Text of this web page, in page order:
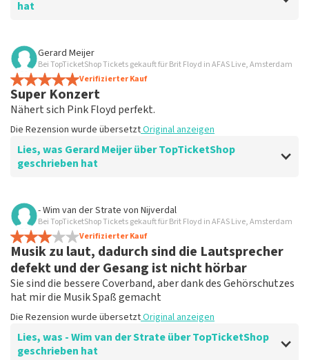
hat
Bewertung von L. Jetten über
gut
Die Rezension wurde übersetzt
Gerard Meijer
Bei TopTicketShop Tickets gekauft für Brit Floyd in AFAS Live, Amsterdam
Verifizierter Kauf
Super Konzert
Nähert sich Pink Floyd perfekt.
Die Rezension wurde übersetztOriginal anzeigen
Lies, was Gerard Meijer über TopTicketShop
geschrieben hat
Bewertung von Gerard Meijer über
Teurer, hoher Aufpreis auf den
ursprünglichen Ticketpreis.
Toller Service.
Die Rezension wurde übersetztOriginal anzeigen
- Wim van der Strate von Nijverdal
Bei TopTicketShop Tickets gekauft für Brit Floyd in AFAS Live, Amsterdam
Verifizierter Kauf
Musik zu laut, dadurch sind die Lautsprecher
defekt und der Gesang ist nicht hörbar
Sie sind die bessere Coverband, aber dank des Gehörschutzes
hat mir die Musik Spaß gemacht
Die Rezension wurde übersetztOriginal anzeigen
Lies, was - Wim van der Strate über TopTicketShop
geschrieben hat